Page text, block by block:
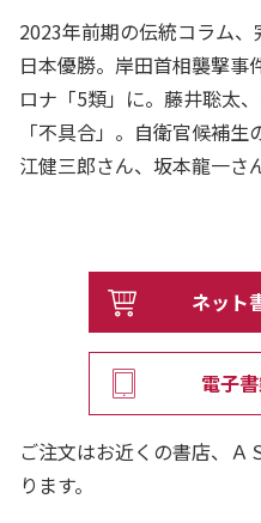
2023年前期の伝統コラム
日本優勝。岸田首相襲撃事
ロナ「5類」に。藤井聡太
「不具合」。自衛官候補
江健三郎さん、坂本龍一さ
ネット
電子
ご注文はお近くの書店、
ります。